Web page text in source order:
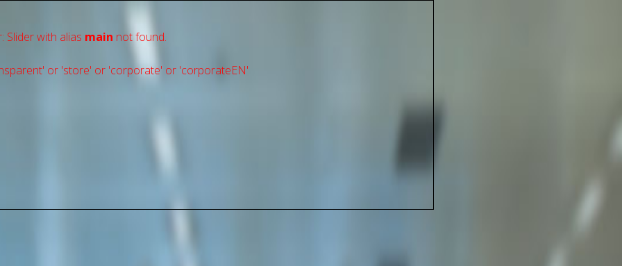
Slider with alias main not found.
or 'store' or 'сorporate' or 'corporateEN'